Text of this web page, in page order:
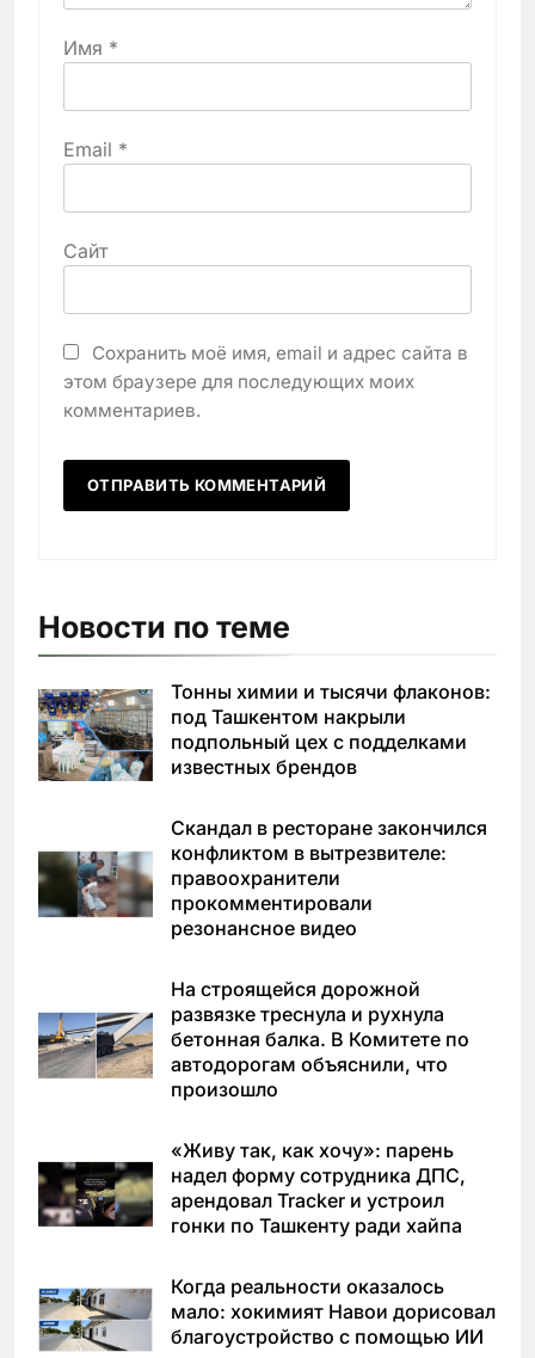
Имя *
Email *
Сайт
Сохранить моё имя, email и адрес сайта в
этом браузере для последующих моих
комментариев.
Новости по теме
Тонны химии и тысячи флаконов:
под Ташкентом накрыли
подпольный цех с подделками
известных брендов
Скандал в ресторане закончился
конфликтом в вытрезвителе:
правоохранители
прокомментировали
резонансное видео
На строящейся дорожной
развязке треснула и рухнула
бетонная балка. В Комитете по
автодорогам объяснили, что
произошло
«Живу так, как хочу»: парень
надел форму сотрудника ДПС,
арендовал Tracker и устроил
гонки по Ташкенту ради хайпа
Когда реальности оказалось
мало: хокимият Навои дорисовал
благоустройство с помощью ИИ